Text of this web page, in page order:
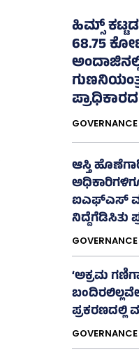
ಹಿಮ್ಸ್‌
68.75
GOVERNANCE
ಆಸ್ತಿ
ಐಎಫ್‌ಎಸ್‌
ನಿದ್ದೆಗೆಡಿಸಿತು
GOVERNANCE
‘ಅಕ್ರಮ
GOVERNANCE